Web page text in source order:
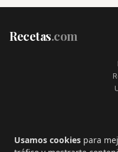
Recetas.com
2006–2026. Todos los
marca registrada de Telfo
Usamos cookies para